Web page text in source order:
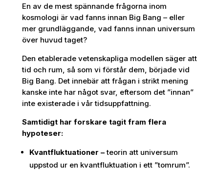
En av de mest spännande frågorna inom
kosmologi är vad fanns innan Big Bang – eller
mer grundläggande, vad fanns innan universum
över huvud taget?
Den etablerade vetenskapliga modellen säger att
tid och rum, så som vi förstår dem, började vid
Big Bang. Det innebär att frågan i strikt mening
kanske inte har något svar, eftersom det ”innan”
inte existerade i vår tidsuppfattning.
Samtidigt har forskare tagit fram flera
hypoteser:
Kvantfluktuationer –teorin att universum
uppstod ur en kvantfluktuation i ett ”tomrum”.